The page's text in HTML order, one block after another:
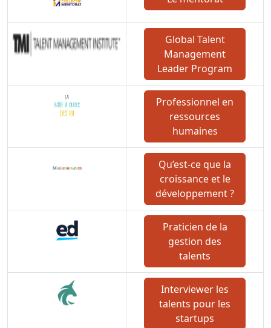
Global Talent
Management
Leader Program
Professionnel en
ressources
humaines
Qu’est-ce que la
croissance et le
développement ?
Praticien de la
gestion des
talents
Interviewer les
talents pour les
startups